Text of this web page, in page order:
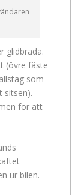
glidbräda.
(övre fäste
som
sitsen).
för att
ur bilen.